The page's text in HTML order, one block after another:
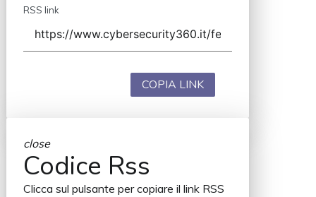
RSS link
COPIA LINK
close
Codice Rss
Clicca sul pulsante per copiare il link RSS